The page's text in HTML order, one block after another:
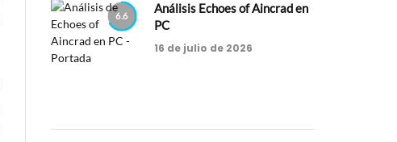
6.6
Análisis Echoes of Aincrad en
PC
16 de julio de 2026